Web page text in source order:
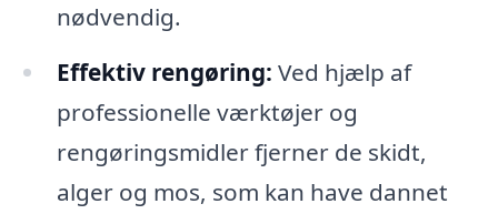
nødvendig.
Effektiv rengøring: Ved hjælp af
professionelle værktøjer og
rengøringsmidler fjerner de skidt,
alger og mos, som kan have dannet